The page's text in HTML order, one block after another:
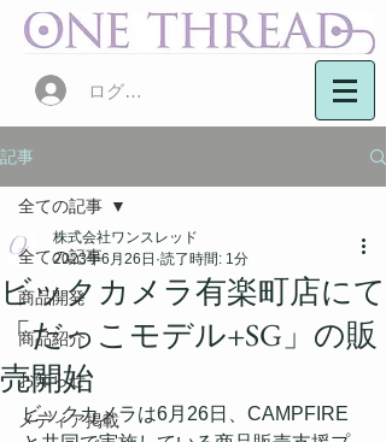
ログイン
記事
全ての記事
商品開発
商品紹介
お知らせ
メディア掲載
全ての記事
ビックカメラ有楽町店にて
「だっこモデル+SG」の販
売開始
株式会社ワンスレッド
2023年6月26日 読了時間: 1分
ビックカメラは6月26日、CAMPFIRE